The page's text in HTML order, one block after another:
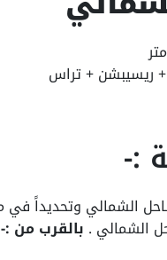
:-
الشمالي . بالقرب من :-